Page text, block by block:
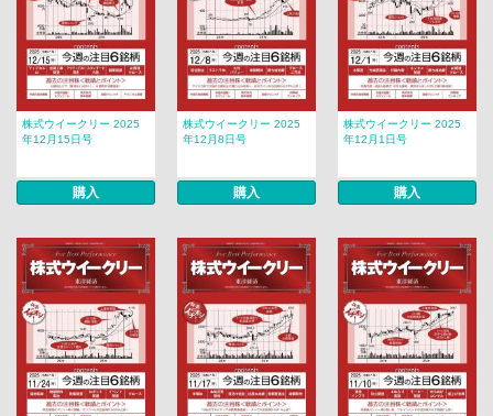
株式ウイークリー 2025
年12月15日号
購入
株式ウイークリー 2025
年12月8日号
購入
株式ウイークリー 2025
年12月1日号
購入